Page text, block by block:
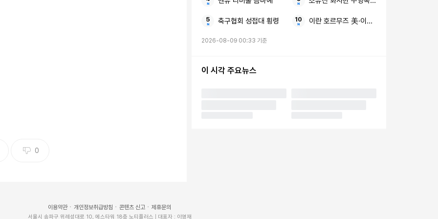
오른 댄서 겸 안무가 노제(NO:ZE·본명 노지혜)가
0
축구협회 성접대 횡령 이란 호르무즈 美·이스라엘
2026-08-09 00:33 기준
이 시각 주요뉴스
이용약관 개인정보취급방침 콘텐츠 신고 제휴문의
서울시 송파구 위례성대로 10, 에스타워 18층 노티플러스 | 대표자 : 이영재